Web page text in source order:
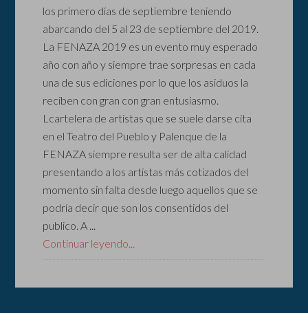
los primero días de septiembre teniendo
abarcando del 5 al 23 de septiembre del 2019.
La FENAZA 2019 es un evento muy esperado
año con año y siempre trae sorpresas en cada
una de sus ediciones por lo que los asiduos la
reciben con gran con gran entusiasmo.
Lcartelera de artistas que se suele darse cita
en el Teatro del Pueblo y Palenque de la
FENAZA siempre resulta ser de alta calidad
presentando a los artistas más cotizados del
momento sin falta desde luego aquellos que se
podría decir que son los consentidos del
publico. A ...
Continuar leyendo...